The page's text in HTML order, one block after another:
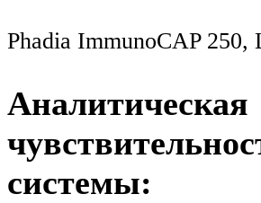
Phadia ImmunoCAP
Аналитическая
системы: